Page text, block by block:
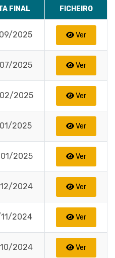
FINAL FICHEIRO
2025 Ver
2025 Ver
2025 Ver
2025 Ver
2025 Ver
2024 Ver
2024 Ver
2024 Ver